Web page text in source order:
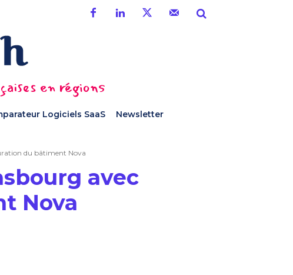
en régions
Logiciels SaaS Newsletter
du bâtiment Nova
avec
Nova